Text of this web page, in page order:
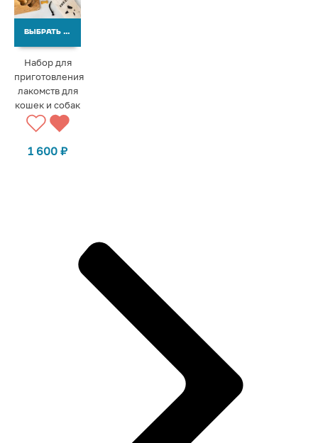
ВЫБРАТЬ ВАРИАНТЫ
Набор для
приготовления
лакомств для
кошек и собак
1 600₽